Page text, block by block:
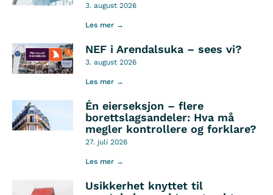
3. august 2026
Les mer →
NEF i Arendalsuka – sees vi?
3. august 2026
Les mer →
Én eierseksjon – flere
borettslagsandeler: Hva må
megler kontrollere og forklare?
27. juli 2026
Les mer →
Usikkerhet knyttet til